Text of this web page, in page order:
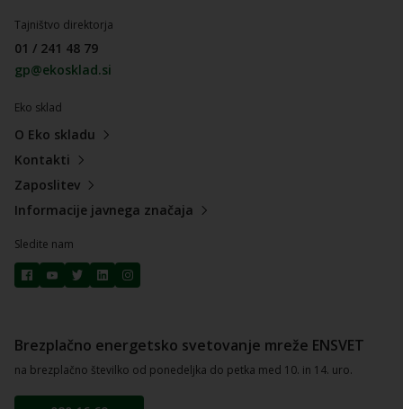
Tajništvo direktorja
01 / 241 48 79
gp@ekosklad.si
Eko sklad
O Eko skladu
Kontakti
Zaposlitev
Informacije javnega značaja
Sledite nam
Brezplačno energetsko svetovanje mreže ENSVET
na brezplačno številko od ponedeljka do petka med 10. in 14. uro.